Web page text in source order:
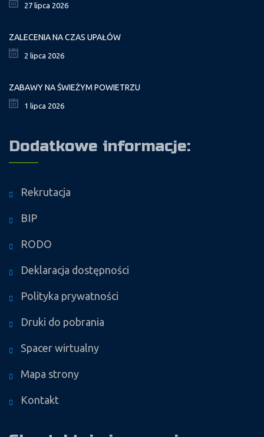
27 lipca 2026
ZALECENIA NA CZAS UPAŁÓW
2 lipca 2026
ZABAWY NA ŚWIEŻYM POWIETRZU
1 lipca 2026
Dodatkowe informacje:
Rekrutacja
BIP
RODO
Deklaracja dostępności
Polityka prywatności
Druki do pobrania
Spacer wirtualny
Mapa strony
Kontakt